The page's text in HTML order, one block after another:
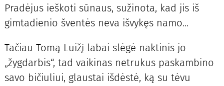
Pradėjus ieškoti sūnaus, sužinota, kad jis iš
gimtadienio šventės neva išvykęs namo...
Tačiau Tomą Luižį labai slėgė naktinis jo
„žygdarbis“, tad vaikinas netrukus paskambino
savo bičiuliui, glaustai išdėstė, ką su tėvu